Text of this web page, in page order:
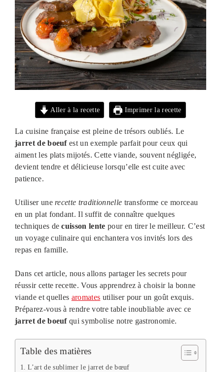
Aller à la recette Imprimer la recette
La cuisine française est pleine de trésors oubliés. Le
jarret de boeufest un exemple parfait pour ceux qui
aiment les plats mijotés. Cette viande, souvent négligée,
devient tendre et délicieuse lorsqu’elle est cuite avec
patience.
Utiliser une recette traditionnelle transforme ce morceau
en un plat fondant. Il suffit de connaître quelques
techniques decuisson lente pour en tirer le meilleur. C’est
un voyage culinaire qui enchantera vos invités lors des
repas en famille.
Dans cet article, nous allons partager les secrets pour
réussir cette recette. Vous apprendrez à choisir la bonne
viande et quelles aromates utiliser pour un goût exquis.
Préparez-vous à rendre votre table inoubliable avec ce
jarret de boeufqui symbolise notre gastronomie.
Table des matières
L’art de sublimer le jarret de bœuf